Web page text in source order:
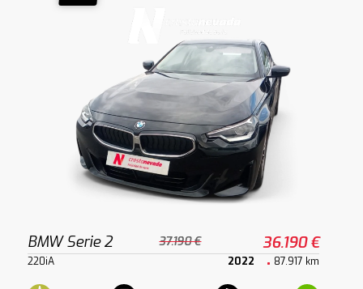
BMW Serie 2 37.190 € 36.190 €
220iA 2022 87.917 km